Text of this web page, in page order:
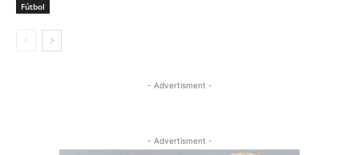
Fútbol
- Advertisment -
- Advertisment -